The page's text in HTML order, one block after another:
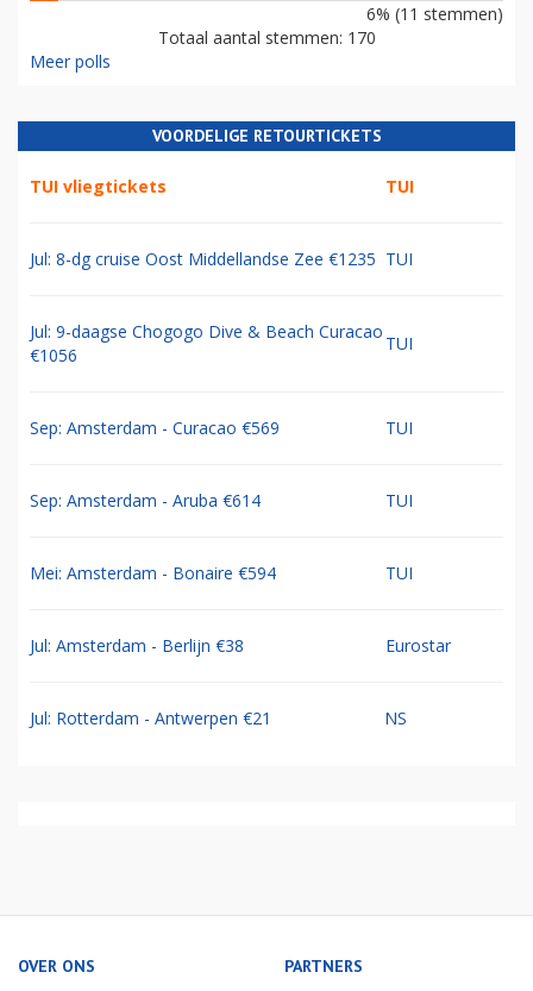
6% (11 stemmen)
Totaal aantal stemmen: 170
Meer polls
VOORDELIGE RETOURTICKETS
TUI vliegtickets TUI
Jul: 8-dg cruise Oost Middellandse Zee €1235 TUI
Jul: 9-daagse Chogogo Dive & Beach Curacao
€1056
TUI
Sep: Amsterdam - Curacao €569 TUI
Sep: Amsterdam - Aruba €614 TUI
Mei: Amsterdam - Bonaire €594 TUI
Jul: Amsterdam - Berlijn €38 Eurostar
Jul: Rotterdam - Antwerpen €21 NS
OVER ONS PARTNERS